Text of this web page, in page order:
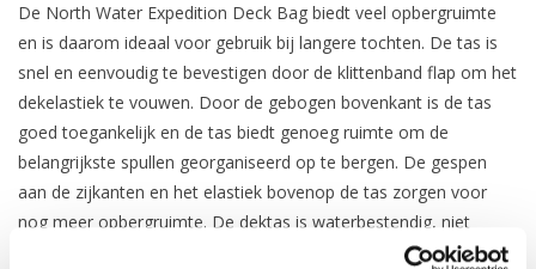
De North Water Expedition Deck Bag biedt veel opbergruimte
en is daarom ideaal voor gebruik bij langere tochten. De tas is
snel en eenvoudig te bevestigen door de klittenband flap om het
dekelastiek te vouwen. Door de gebogen bovenkant is de tas
goed toegankelijk en de tas biedt genoeg ruimte om de
belangrijkste spullen georganiseerd op te bergen. De gespen
aan de zijkanten en het elastiek bovenop de tas zorgen voor
nog meer opbergruimte. De dektas is waterbestendig, niet